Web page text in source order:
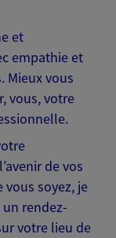
et
empathie et
Mieux vous
vous, votre
de vos
vous soyez, je
rendez-
votre lieu de